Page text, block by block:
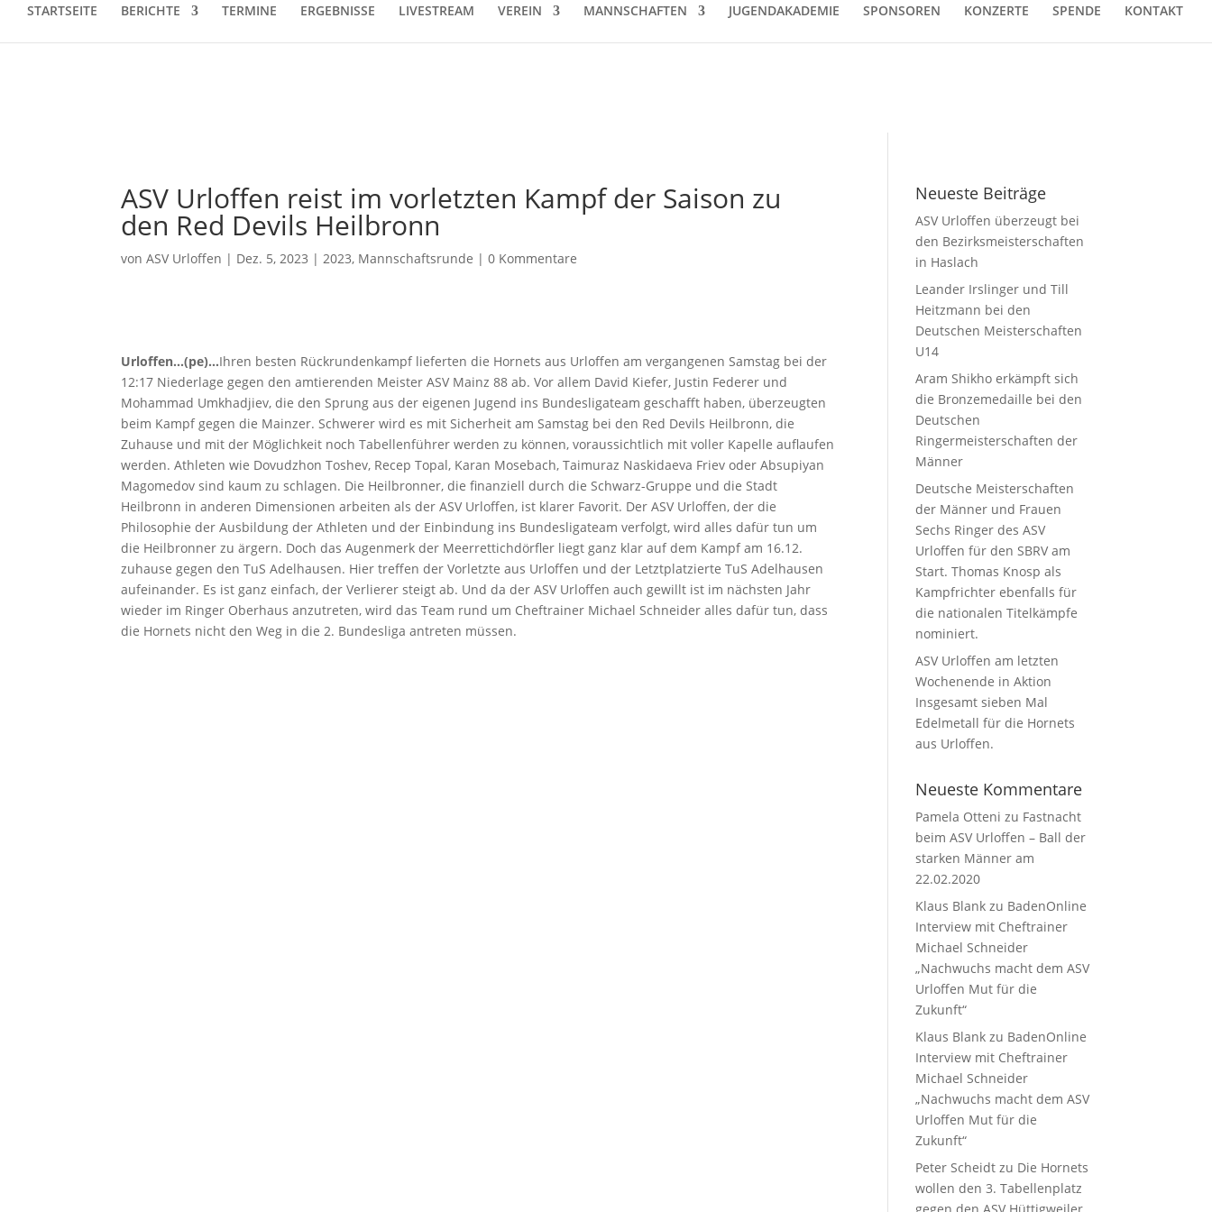
STARTSEITE BERICHTE TERMINE ERGEBNISSE LIVESTREAM VEREIN MANNSCHAFTEN JUGENDAKADEMIE SPONSOREN KONZERTE SPENDE KONTAKT
ASV Urloffen reist im vorletzten Kampf der Saison zu
den Red Devils Heilbronn
vonASV Urloffen | Dez. 5, 2023 |2023, Mannschaftsrunde |0 Kommentare
Urloffen…(pe)…Ihren besten Rückrundenkampf lieferten die Hornets aus Urloffen am vergangenen Samstag bei der
12:17 Niederlage gegen den amtierenden Meister ASV Mainz 88 ab. Vor allem David Kiefer, Justin Federer und
Mohammad Umkhadjiev, die den Sprung aus der eigenen Jugend ins Bundesligateam geschafft haben, überzeugten
beim Kampf gegen die Mainzer. Schwerer wird es mit Sicherheit am Samstag bei den Red Devils Heilbronn, die
Zuhause und mit der Möglichkeit noch Tabellenführer werden zu können, voraussichtlich mit voller Kapelle auflaufen
werden. Athleten wie Dovudzhon Toshev, Recep Topal, Karan Mosebach, Taimuraz Naskidaeva Friev oder Absupiyan
Magomedov sind kaum zu schlagen. Die Heilbronner, die finanziell durch die Schwarz-Gruppe und die Stadt
Heilbronn in anderen Dimensionen arbeiten als der ASV Urloffen, ist klarer Favorit. Der ASV Urloffen, der die
Philosophie der Ausbildung der Athleten und der Einbindung ins Bundesligateam verfolgt, wird alles dafür tun um
die Heilbronner zu ärgern. Doch das Augenmerk der Meerrettichdörfler liegt ganz klar auf dem Kampf am 16.12.
zuhause gegen den TuS Adelhausen. Hier treffen der Vorletzte aus Urloffen und der Letztplatzierte TuS Adelhausen
aufeinander. Es ist ganz einfach, der Verlierer steigt ab. Und da der ASV Urloffen auch gewillt ist im nächsten Jahr
wieder im Ringer Oberhaus anzutreten, wird das Team rund um Cheftrainer Michael Schneider alles dafür tun, dass
die Hornets nicht den Weg in die 2. Bundesliga antreten müssen.
Neueste Beiträge
ASV Urloffen überzeugt bei
den Bezirksmeisterschaften
in Haslach
Leander Irslinger und Till
Heitzmann bei den
Deutschen Meisterschaften
U14
Aram Shikho erkämpft sich
die Bronzemedaille bei den
Deutschen
Ringermeisterschaften der
Männer
Deutsche Meisterschaften
der Männer und Frauen
Sechs Ringer des ASV
Urloffen für den SBRV am
Start. Thomas Knosp als
Kampfrichter ebenfalls für
die nationalen Titelkämpfe
nominiert.
ASV Urloffen am letzten
Wochenende in Aktion
Insgesamt sieben Mal
Edelmetall für die Hornets
aus Urloffen.
Neueste Kommentare
Pamela Otteni zu Fastnacht
beim ASV Urloffen – Ball der
starken Männer am
22.02.2020
Klaus Blank zu BadenOnline
Interview mit Cheftrainer
Michael Schneider
„Nachwuchs macht dem ASV
Urloffen Mut für die
Zukunft“
Klaus Blank zu BadenOnline
Interview mit Cheftrainer
Michael Schneider
„Nachwuchs macht dem ASV
Urloffen Mut für die
Zukunft“
Peter Scheidt zu Die Hornets
wollen den 3. Tabellenplatz